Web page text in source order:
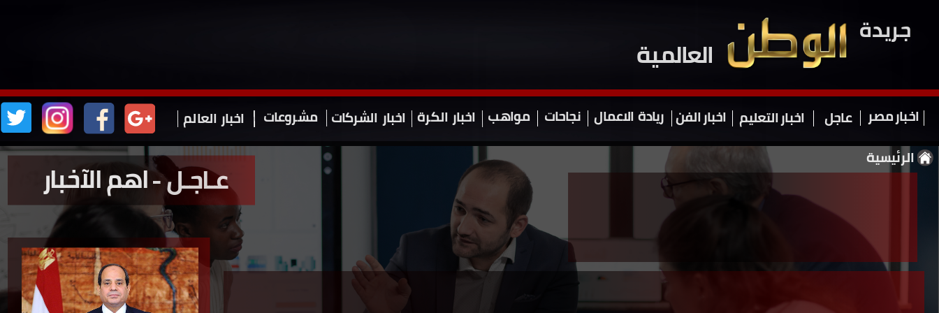
جريدة
العالمية
نجاحات اخبار مصر ريادةالاعمال اخبار الفن عاجل اخبار التعليم مواهب اخبارالكرة مشروعات اخبار الشركات اخبارالعالم
الرئيسية
اهم الآخبارعـاجـل -